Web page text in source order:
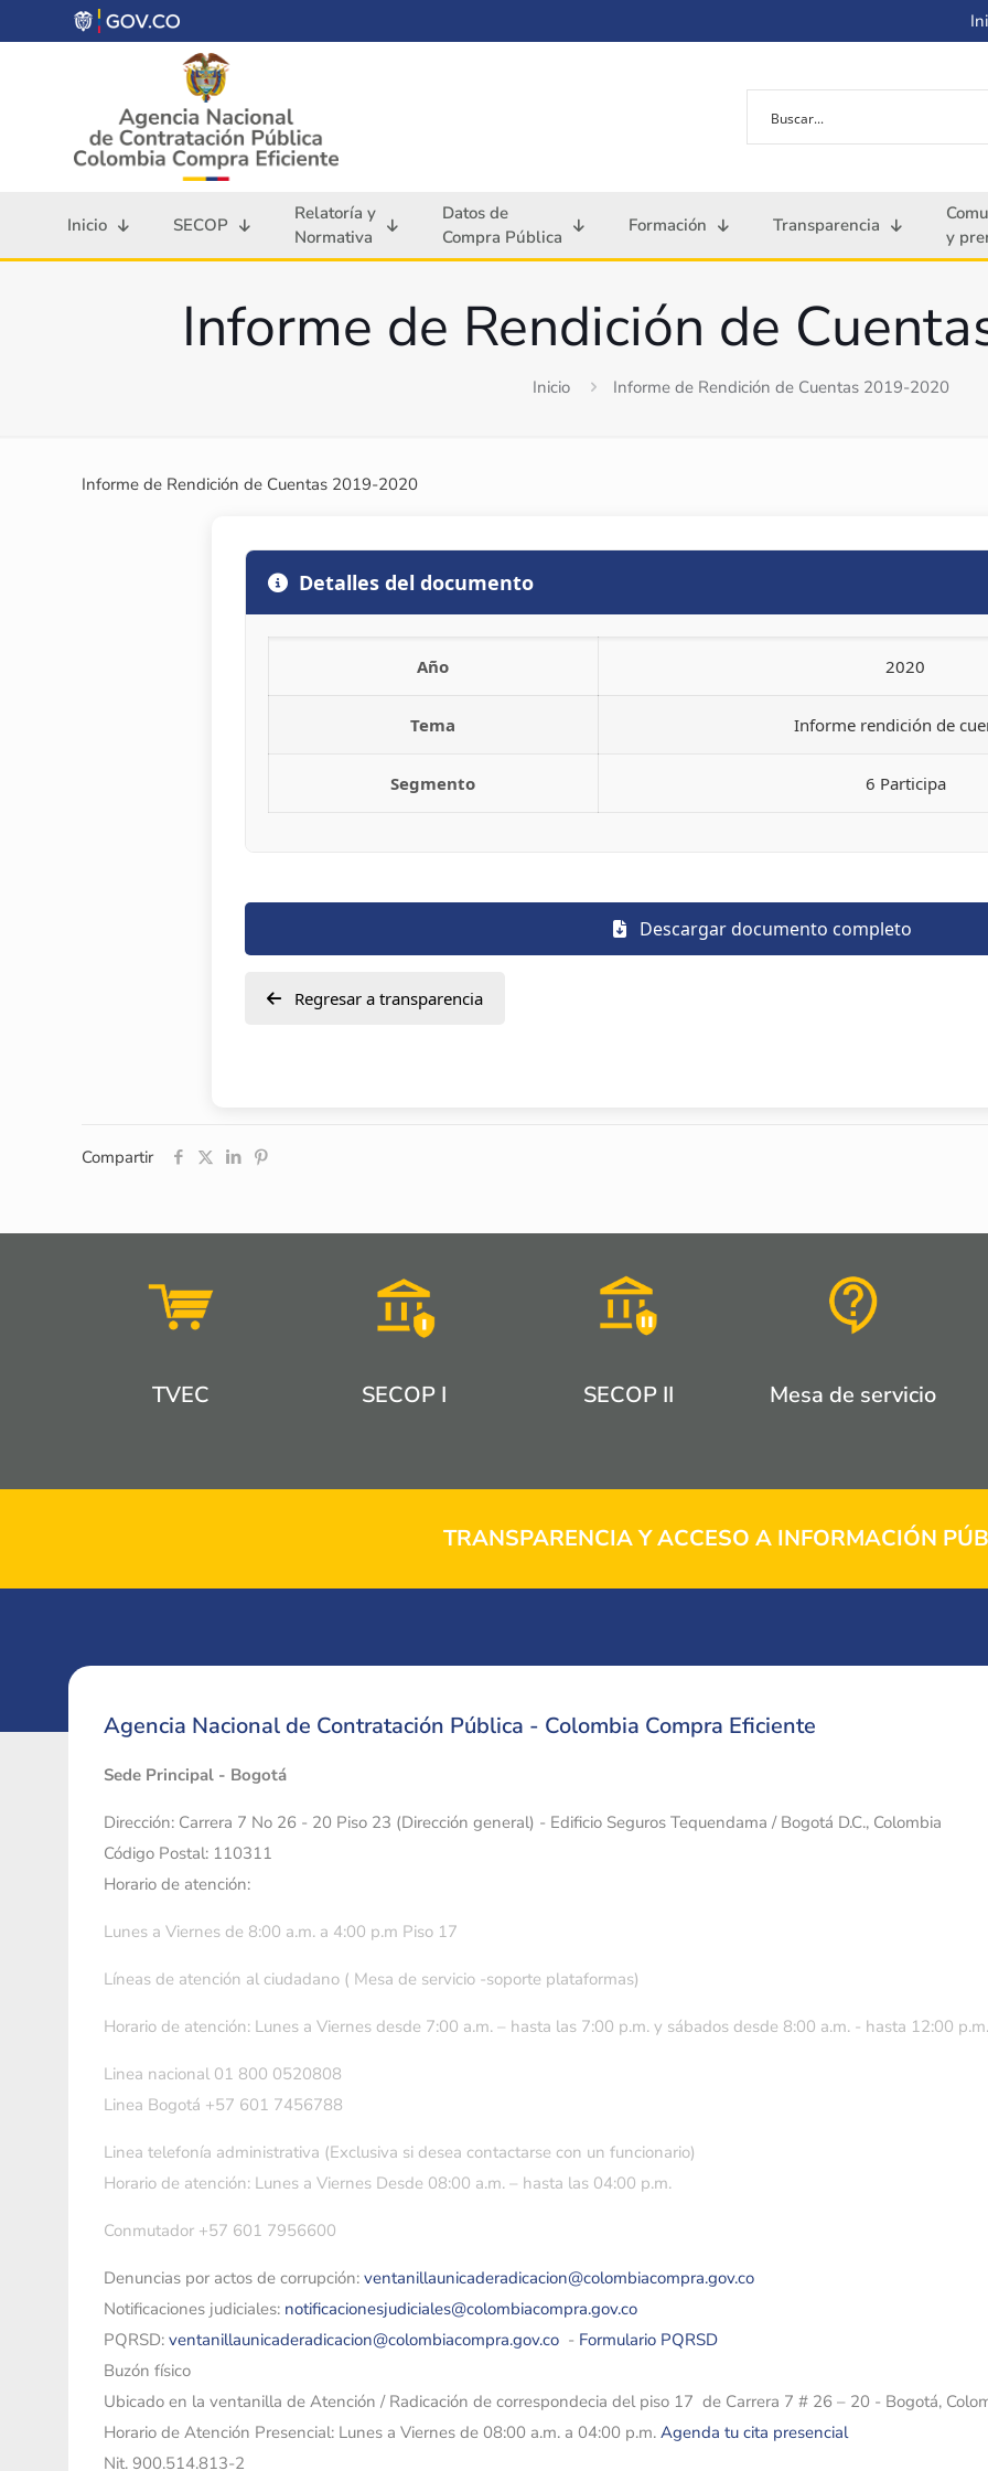
Inicio SECOP
Relatoría y
Normativa
Datos de
Compra Pública
Formación Transparencia
y
Informe de Rendición de
Inicio Informe de Rendición de Cuentas 2019-2020
Informe de Rendición de Cuentas 2019-2020
Detalles del documento
Año 2020
Tema Informe rendición de
Segmento 6 Participa
Descargar documento completo
Regresar a transparencia
Compartir
TVEC SECOP I SECOP II Mesa de servicio
TRANSPARENCIA Y ACCESO A INFORMACIÓN
Agencia Nacional de Contratación Pública - Colombia Compra Eficiente
Sede Principal - Bogotá
Dirección: Carrera 7 No 26 - 20 Piso 23 (Dirección general) - Edificio Seguros Tequendama / Bogotá D.C., Colombia
Código Postal: 110311
Horario de atención:
Lunes a Viernes de 8:00 a.m. a 4:00 p.m Piso 17
Líneas de atención al ciudadano ( Mesa de servicio -soporte plataformas)
Horario de atención: Lunes a Viernes desde 7:00 a.m. – hasta las 7:00 p.m. y sábados desde 8:00 a.m. - hasta 12:00 p.m.
Linea nacional 01 800 0520808
Linea Bogotá +57 601 7456788
Linea telefonía administrativa (Exclusiva si desea contactarse con un funcionario)
Horario de atención: Lunes a Viernes Desde 08:00 a.m. – hasta las 04:00 p.m.
Conmutador +57 601 7956600
Denuncias por actos de corrupción: ventanillaunicaderadicacion@colombiacompra.gov.co
Notificaciones judiciales: notificacionesjudiciales@colombiacompra.gov.co
PQRSD: ventanillaunicaderadicacion@colombiacompra.gov.co - Formulario PQRSD
Buzón físico
Ubicado en la ventanilla de Atención / Radicación de correspondecia del piso 17 de Carrera 7 # 26 – 20 - Bogotá,
Horario de Atención Presencial: Lunes a Viernes de 08:00 a.m. a 04:00 p.m. Agenda tu cita presencial
Nit. 900.514.813-2